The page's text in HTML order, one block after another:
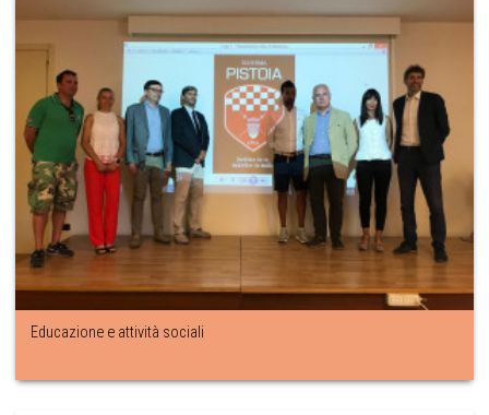
Educazione e attività sociali